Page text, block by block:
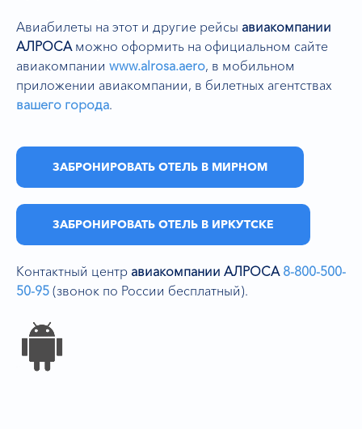
Авиабилеты на этот и другие рейсы авиакомпании
АЛРОСА можно оформить на официальном сайте
авиакомпании www.alrosa.aero, в мобильном
приложении авиакомпании, в билетных агентствах
вашего города.
ЗАБРОНИРОВАТЬ ОТЕЛЬ В МИРНОМ
ЗАБРОНИРОВАТЬ ОТЕЛЬ В ИРКУТСКЕ
Контактный центр авиакомпании АЛРОСА 8-800-500-
50-95 (звонок по России бесплатный).